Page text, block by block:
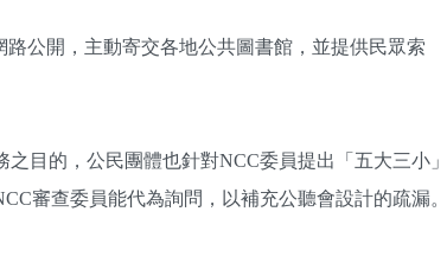
公開，主動寄交各地公共圖書館，並提供民眾索
目的，公民團體也針對NCC委員提出「五大三小」
審查委員能代為詢問，以補充公聽會設計的疏漏。